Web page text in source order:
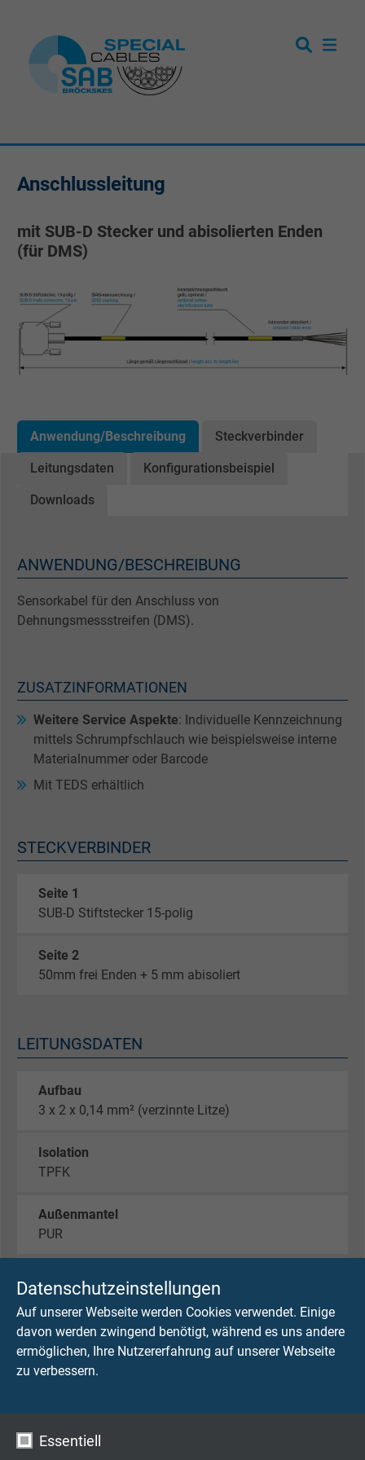
Datenschutzeinstellungen
Auf unserer Webseite werden Cookies verwendet. Einige
davon werden zwingend benötigt, während es uns andere
ermöglichen, Ihre Nutzererfahrung auf unserer Webseite
zu verbessern.
Essentiell
Anschlussleitung
mit SUB-D Stecker und abisolierten Enden
(für DMS)
Anwendung/Beschreibung Steckverbinder
Leitungsdaten Konfigurationsbeispiel
Downloads
ANWENDUNG/BESCHREIBUNG
Sensorkabel für den Anschluss von
Dehnungsmessstreifen (DMS).
ZUSATZINFORMATIONEN
Weitere Service Aspekte: Individuelle Kennzeichnung
mittels Schrumpfschlauch wie beispielsweise interne
Materialnummer oder Barcode
Mit TEDS erhältlich
STECKVERBINDER
Seite 1
SUB-D Stiftstecker 15-polig
Seite 2
50mm frei Enden + 5 mm abisoliert
LEITUNGSDATEN
Aufbau
3 x 2 x 0,14 mm² (verzinnte Litze)
Isolation
TPFK
Außenmantel
PUR
schwarz
Außendurchmesser
ca. 4,6 mm